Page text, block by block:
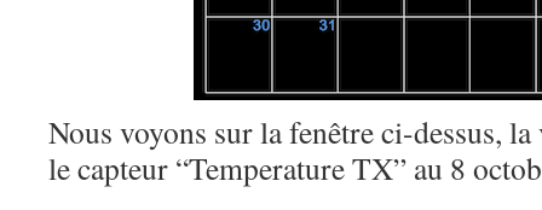
Nous voyons sur la fenêtre ci-dessus,
le capteur “Temperature TX” au 8